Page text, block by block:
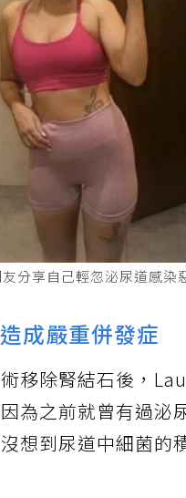
分享自己輕忽泌尿道感
成嚴重併發症
移除腎結石後，
為之前就曾有過泌
想到尿道中細菌的